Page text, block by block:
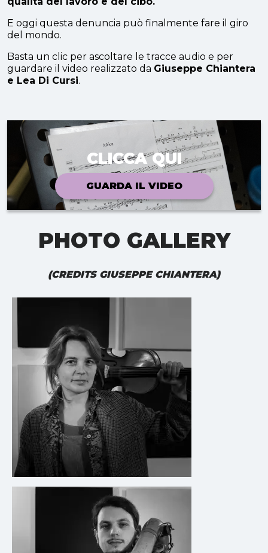
E oggi questa denuncia può finalmente fare il giro
del mondo.
Basta un clic per ascoltare le tracce audio e per
guardare il video realizzato da Giuseppe Chiantera
e Lea Di Cursi.
CLICCA QUI
GUARDA IL VIDEO
PHOTO GALLERY
(CREDITS GIUSEPPE CHIANTERA)